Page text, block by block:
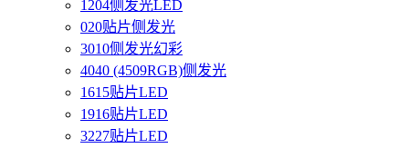
1204侧发光LED
020贴片侧发光
3010侧发光幻彩
4040 (4509RGB)侧发光
1615贴片LED
1916贴片LED
3227贴片LED